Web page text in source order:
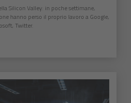
Silicon Valley: in poche settimane,
hanno perso il proprio lavoro a Google,
Twitter.